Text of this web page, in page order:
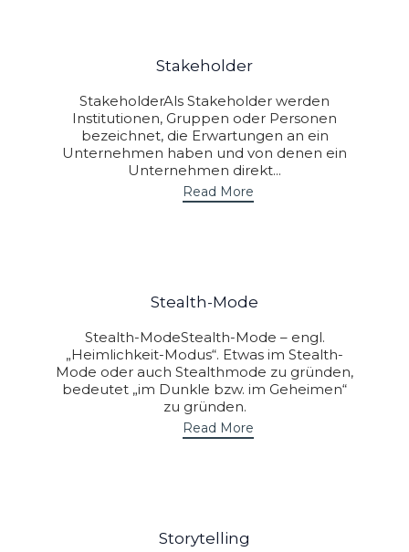
Stakeholder
StakeholderAls Stakeholder werden
Institutionen, Gruppen oder Personen
bezeichnet, die Erwartungen an ein
Unternehmen haben und von denen ein
Unternehmen direkt...
Read More
Stealth-Mode
Stealth-ModeStealth-Mode – engl.
„Heimlichkeit-Modus“. Etwas im Stealth-
Mode oder auch Stealthmode zu gründen,
bedeutet „im Dunkle bzw. im Geheimen“
zu gründen.
Read More
Storytelling